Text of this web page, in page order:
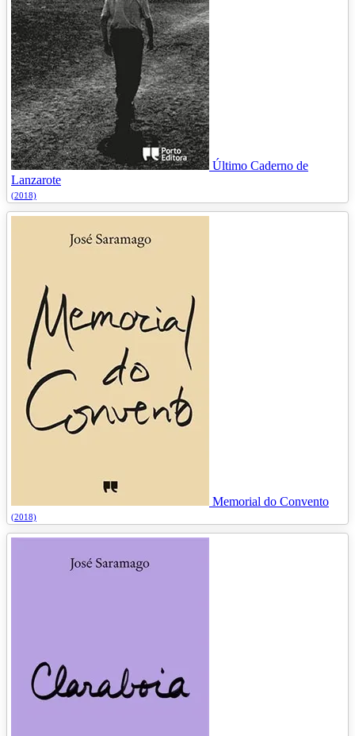
Último Caderno de
Lanzarote
(2018)
Memorial do Convento
(2018)